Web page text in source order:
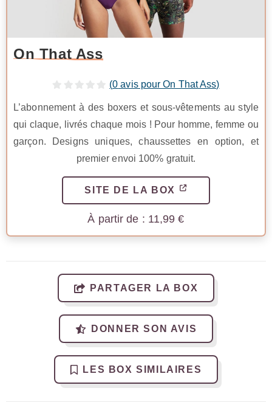
On That Ass
(0 avis pour On That Ass)
L’abonnement à des boxers et sous-vêtements au style
qui claque, livrés chaque mois ! Pour homme, femme ou
garçon. Designs uniques, chaussettes en option, et
premier envoi 100% gratuit.
SITE DE LA BOX
11,99€
PARTAGER LA BOX
DONNER SON AVIS
LES BOX SIMILAIRES